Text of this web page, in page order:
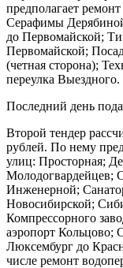
предполагает
Серафимы
до Первомайской;
Первомайской;
(четная сторона);
переулка Выездного.
Последний день
Второй тендер
рублей. По нему
улиц: Просторная;
Молодогвардейцев;
Инженерной;
Новосибирской;
Компрессорного
аэропорт Кольцово;
Люксембург до
числе ремонт